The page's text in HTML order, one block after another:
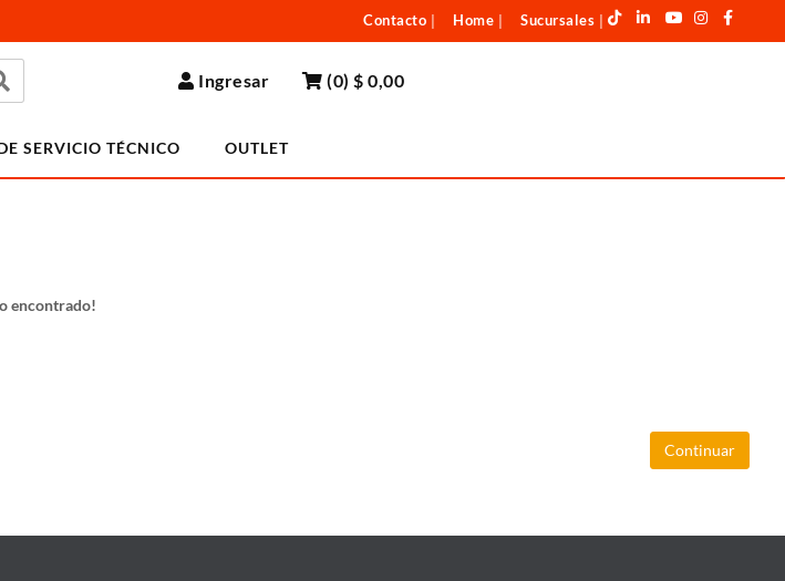
Contacto Home Sucursales
Ingresar (0)$ 0,00
SERVICIO TÉCNICO OUTLET
encontrado!
Continuar